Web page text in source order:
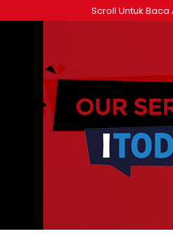
ke
Scroll Untuk Baca